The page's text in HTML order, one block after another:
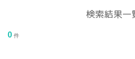
検索結果一
0 件